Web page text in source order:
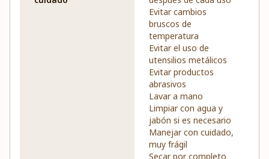
Evitar cambios
bruscos de
temperatura
Evitar el uso de
utensilios metálicos
Evitar productos
abrasivos
Lavar a mano
Limpiar con agua y
jabón si es necesario
Manejar con cuidado,
muy frágil
Secar por completo